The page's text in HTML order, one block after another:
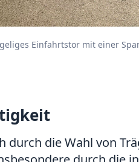
Einfahrtstor mit einer
die Wahl von